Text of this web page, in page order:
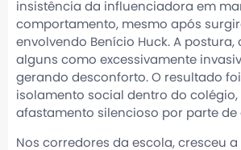
insistência da influenciadora em
comportamento, mesmo após
envolvendo Benício Huck. A
alguns como excessivamente
gerando desconforto. O resultado
isolamento social dentro do
afastamento silencioso por parte de
Nos corredores da escola, cresceu